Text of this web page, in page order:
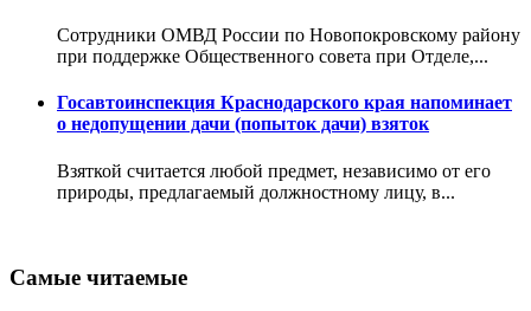
Сотрудники ОМВД России по Новопокровскому району
при поддержке Общественного совета при Отделе,...
Госавтоинспекция Краснодарского края напоминает
о недопущении дачи (попыток дачи) взяток
Взяткой считается любой предмет, независимо от его
природы, предлагаемый должностному лицу, в...
Самые читаемые